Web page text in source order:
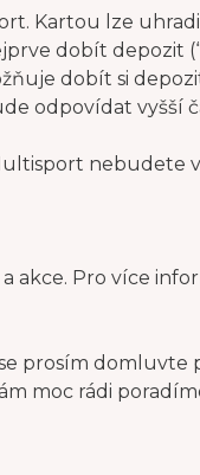
Kartou lze
dobít depozit
dobít si
odpovídat vyšší
Pro více
prosím
moc rádi